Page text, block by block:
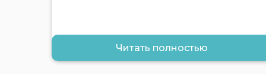
Читать полностью